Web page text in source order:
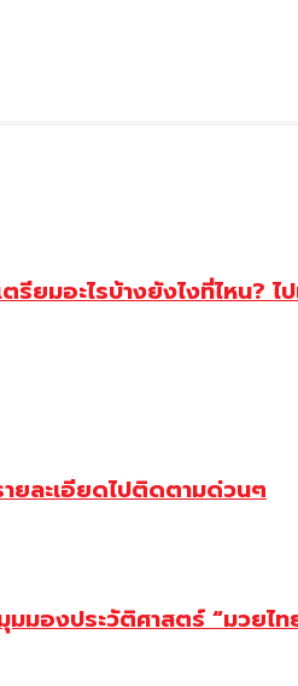
ยมอะไรบ้างยังไงที่ไหน? ไ
ยละเอียดไปติดตามด่วนๆ
มองประวัติศาสตร์ “มวยไ